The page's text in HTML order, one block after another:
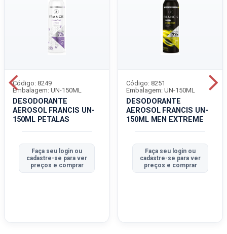
DESODORANTE
AEROSOL FRANCIS UN-
150ML PETALAS
Código: 8249
Embalagem: UN-150ML
Faça seu login ou
cadastre-se para ver
preços e comprar
DESODORANTE
AEROSOL FRANCIS UN-
150ML MEN EXTREME
Código: 8251
Embalagem: UN-150ML
Faça seu login ou
cadastre-se para ver
preços e comprar